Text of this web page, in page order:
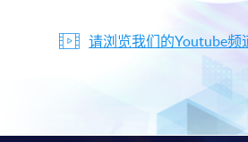
请浏览我们的Youtube频